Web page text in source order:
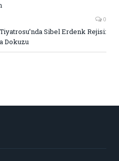
0
Sibel Erdenk Rejisi:
Dokuzu